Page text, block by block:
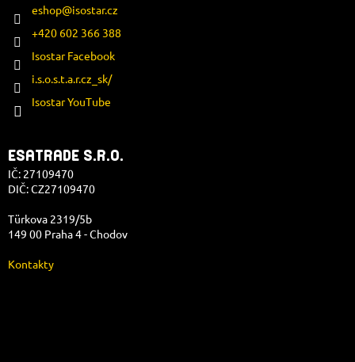
eshop@isostar.cz
+420 602 366 388
Isostar Facebook
i.s.o.s.t.a.r.cz_sk/
Isostar YouTube
ESATRADE S.R.O.
IČ: 27109470
DIČ: CZ27109470
Türkova 2319/5b
149 00 Praha 4 - Chodov
Kontakty